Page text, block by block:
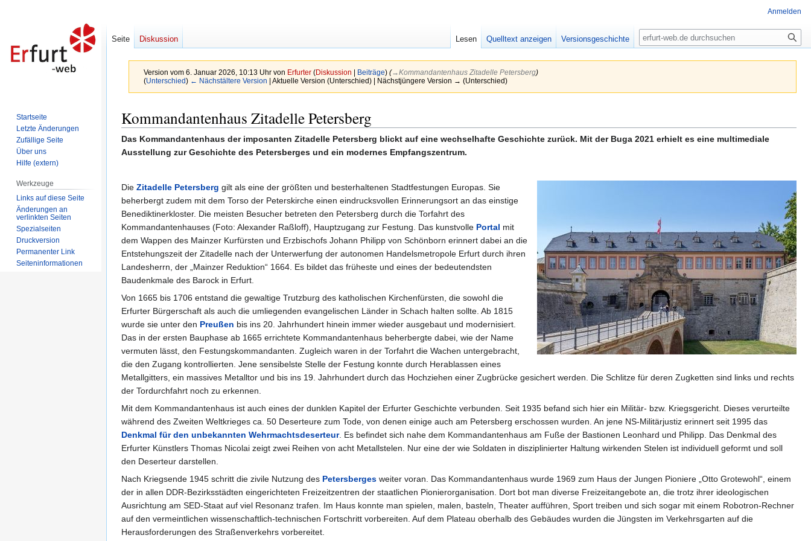
Version vom 6. Januar 2026, 10:13 Uhr von Erfurter (Diskussion | Beiträge) (→‎Kommandantenhaus Zitadelle Petersberg)
(Unterschied) ← Nächstältere Version | Aktuelle Version (Unterschied) | Nächstjüngere Version → (Unterschied)
Navigation
springen
Suche
springen
Kommandantenhaus Zitadelle Petersberg
Das Kommandantenhaus der imposanten Zitadelle Petersberg blickt auf eine wechselhafte Geschichte zurück. Mit der Buga 2021 erhielt es eine multimediale
Ausstellung zur Geschichte des Petersberges und ein modernes Empfangszentrum.
Die Zitadelle Petersberg gilt als eine der größten und besterhaltenen Stadtfestungen Europas. Sie
beherbergt zudem mit dem Torso der Peterskirche einen eindrucksvollen Erinnerungsort an das einstige
Benediktinerkloster. Die meisten Besucher betreten den Petersberg durch die Torfahrt des
Kommandantenhauses (Foto: Alexander Raßloff), Hauptzugang zur Festung. Das kunstvolle Portal mit
dem Wappen des Mainzer Kurfürsten und Erzbischofs Johann Philipp von Schönborn erinnert dabei an die
Entstehungszeit der Zitadelle nach der Unterwerfung der autonomen Handelsmetropole Erfurt durch ihren
Landesherrn, der „Mainzer Reduktion“ 1664. Es bildet das früheste und eines der bedeutendsten
Baudenkmale des Barock in Erfurt.
Von 1665 bis 1706 entstand die gewaltige Trutzburg des katholischen Kirchenfürsten, die sowohl die
Erfurter Bürgerschaft als auch die umliegenden evangelischen Länder in Schach halten sollte. Ab 1815
wurde sie unter den Preußen bis ins 20. Jahrhundert hinein immer wieder ausgebaut und modernisiert.
Das in der ersten Bauphase ab 1665 errichtete Kommandantenhaus beherbergte dabei, wie der Name
vermuten lässt, den Festungskommandanten. Zugleich waren in der Torfahrt die Wachen untergebracht,
die den Zugang kontrollierten. Jene sensibelste Stelle der Festung konnte durch Herablassen eines
Metallgitters, ein massives Metalltor und bis ins 19. Jahrhundert durch das Hochziehen einer Zugbrücke gesichert werden. Die Schlitze für deren Zugketten sind links und rechts
der Tordurchfahrt noch zu erkennen.
Mit dem Kommandantenhaus ist auch eines der dunklen Kapitel der Erfurter Geschichte verbunden. Seit 1935 befand sich hier ein Militär- bzw. Kriegsgericht. Dieses verurteilte
während des Zweiten Weltkrieges ca. 50 Deserteure zum Tode, von denen einige auch am Petersberg erschossen wurden. An jene NS-Militärjustiz erinnert seit 1995 das
Denkmal für den unbekannten Wehrmachtsdeserteur. Es befindet sich nahe dem Kommandantenhaus am Fuße der Bastionen Leonhard und Philipp. Das Denkmal des
Erfurter Künstlers Thomas Nicolai zeigt zwei Reihen von acht Metallstelen. Nur eine der wie Soldaten in disziplinierter Haltung wirkenden Stelen ist individuell geformt und soll
den Deserteur darstellen.
Nach Kriegsende 1945 schritt die zivile Nutzung des Petersberges weiter voran. Das Kommandantenhaus wurde 1969 zum Haus der Jungen Pioniere „Otto Grotewohl“, einem
der in allen DDR-Bezirksstädten eingerichteten Freizeitzentren der staatlichen Pionierorganisation. Dort bot man diverse Freizeitangebote an, die trotz ihrer ideologischen
Ausrichtung am SED-Staat auf viel Resonanz trafen. Im Haus konnte man spielen, malen, basteln, Theater aufführen, Sport treiben und sich sogar mit einem Robotron-Rechner
auf den vermeintlichen wissenschaftlich-technischen Fortschritt vorbereiten. Auf dem Plateau oberhalb des Gebäudes wurden die Jüngsten im Verkehrsgarten auf die
Herausforderungen des Straßenverkehrs vorbereitet.
Anmelden
Seite Diskussion Lesen Quelltext anzeigen Versionsgeschichte Suche
Startseite
Letzte Änderungen
Zufällige Seite
Über uns
Hilfe (extern)
Werkzeuge
Links auf diese Seite
Änderungen an
verlinkten Seiten
Spezialseiten
Druckversion
Permanenter Link
Seiten­informationen